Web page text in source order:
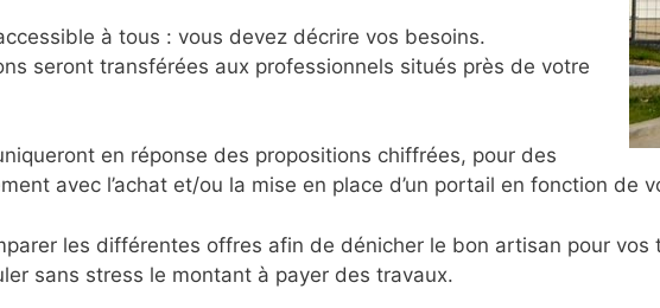
à tous : vous devez décrire vos besoins.
seront transférées aux professionnels situés près de votre
en réponse des propositions chiffrées, pour des
avec l’achat et/ou la mise en place d’un portail en fonction de
les différentes offres afin de dénicher le bon artisan pour
sans stress le montant à payer des travaux.